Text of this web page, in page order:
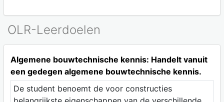
OLR-Leerdoelen
Algemene bouwtechnische kennis: Handelt vanuit
een gedegen algemene bouwtechnische kennis.
De student benoemt de voor constructies